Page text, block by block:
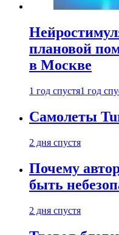
плановой
в Москве
1 год спустя1 год
Самолеты
2 дня спустя
Почему
быть
2 дня спустя